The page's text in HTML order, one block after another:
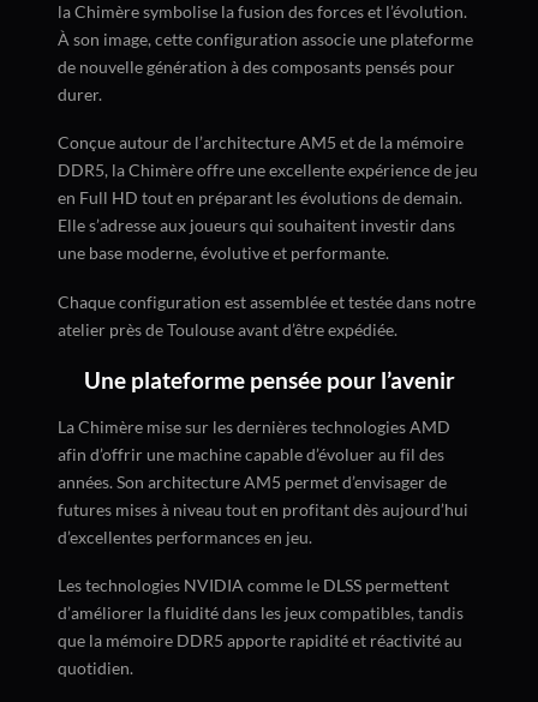
la Chimère symbolise la fusion des forces et l’évolution.
À son image, cette configuration associe une plateforme
de nouvelle génération à des composants pensés pour
durer.
Conçue autour de l’architecture AM5 et de la mémoire
DDR5, la Chimère offre une excellente expérience de jeu
en Full HD tout en préparant les évolutions de demain.
Elle s’adresse aux joueurs qui souhaitent investir dans
une base moderne, évolutive et performante.
Chaque configuration est assemblée et testée dans notre
atelier près de Toulouse avant d’être expédiée.
Une plateforme pensée pour l’avenir
La Chimère mise sur les dernières technologies AMD
afin d’offrir une machine capable d’évoluer au fil des
années. Son architecture AM5 permet d’envisager de
futures mises à niveau tout en profitant dès aujourd’hui
d’excellentes performances en jeu.
Les technologies NVIDIA comme le DLSS permettent
d’améliorer la fluidité dans les jeux compatibles, tandis
que la mémoire DDR5 apporte rapidité et réactivité au
quotidien.